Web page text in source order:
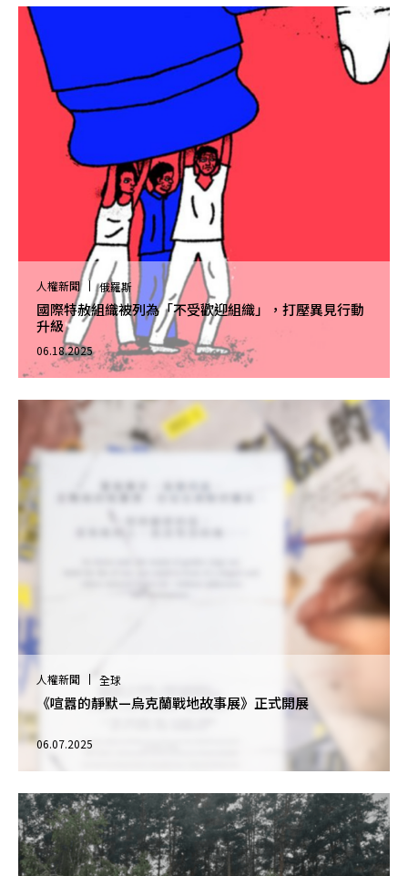
人權新聞 俄羅斯
國際特赦組織被列為「不受歡迎組織」，打壓異見行動
升級
06.18.2025
人權新聞 全球
《喧囂的靜默—烏克蘭戰地故事展》正式開展
06.07.2025